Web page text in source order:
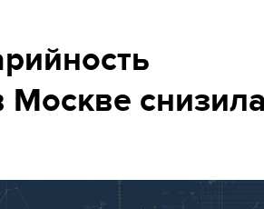
Москве